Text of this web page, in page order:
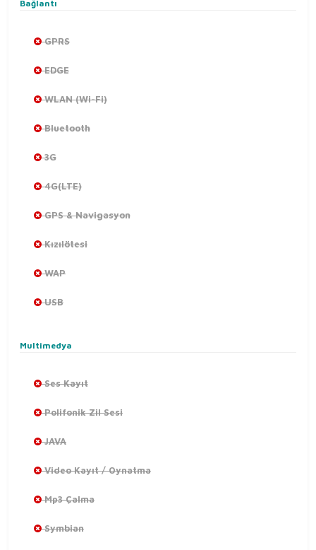
Bağlantı
GPRS
EDGE
WLAN (Wi-Fi)
Bluetooth
3G
4G(LTE)
GPS & Navigasyon
Kızılötesi
WAP
USB
Multimedya
Ses Kayıt
Polifonik Zil Sesi
JAVA
Video Kayıt / Oynatma
Mp3 Çalma
Symbian